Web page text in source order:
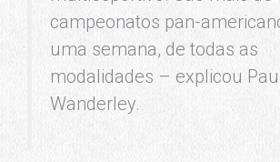
campeonatos pan-
uma semana, de todas as
modalidades – explicou
Wanderley.